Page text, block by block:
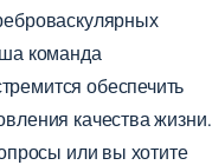
команда
обеспечить
качества жизни.
или вы хотите